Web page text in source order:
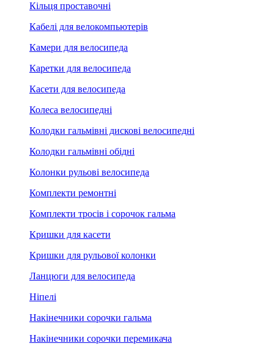
Кільця проставочні
Кабелі для велокомпьютерів
Камери для велосипеда
Каретки для велосипеда
Касети для велосипеда
Колеса велосипедні
Колодки гальмівні дискові велосипедні
Колодки гальмівні обідні
Колонки рульові велосипеда
Комплекти ремонтні
Комплекти тросів і сорочок гальма
Кришки для касети
Кришки для рульової колонки
Ланцюги для велосипеда
Ніпелі
Накінечники сорочки гальма
Накінечники сорочки перемикача